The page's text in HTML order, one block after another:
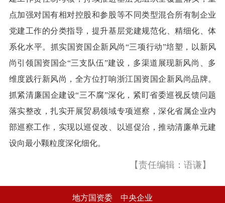
点加强对国有相对控股和参股等不同类型混合所有制企业
党建工作的分类指导，提升基层党建规范化、精细化、体
系化水平。抓实国资国企新风尚“三项行动”培塑，以新风
尚引领国资国企“三支队伍”建设，多渠道展现新风尚、多
维度践行新风尚，全方位打响浙江国资国企新风尚品牌。
抓紧清廉国企建设“三不腐”深化，紧盯省委巡视反馈问题
落实整改，扎实开展贸易领域专项巡察，深化省属企业内
部巡察工作，实现以巡促改、以巡促治，推动清廉单元建
设向最小颗粒度深化细化。
【责任编辑：语谦】
地方国资委 中央企业